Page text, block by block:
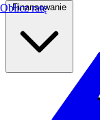
Finansowanie
Oblicz ratę